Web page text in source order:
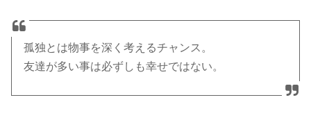
孤独とは物事を深く考えるチャンス。
友達が多い事は必ずしも幸せではない。